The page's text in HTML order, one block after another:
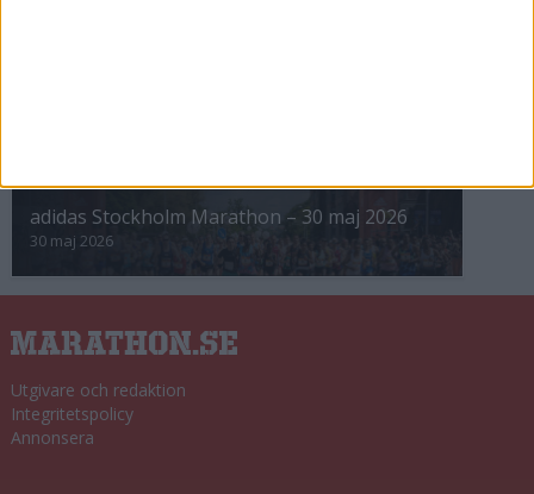
adidas Stockholm Marathon – 30 maj 2026
30 maj 2026
Utgivare och redaktion
Integritetspolicy
Annonsera